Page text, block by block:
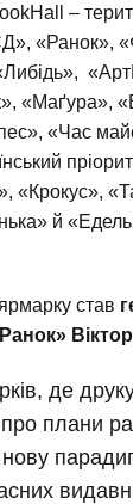
–
«Ранок»,
«Маґура»,
«Час
«Крокус»,
й
став
де
про плани